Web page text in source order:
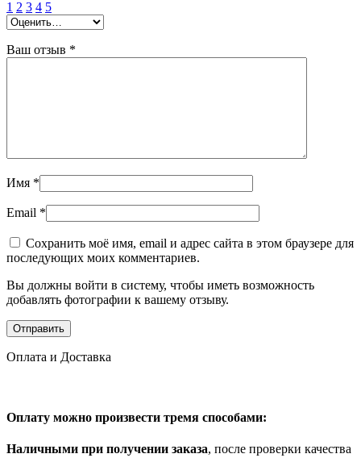
1 2 3 4 5
Ваш отзыв *
Имя *
Email *
Сохранить моё имя, email и адрес сайта в этом браузере для
последующих моих комментариев.
Вы должны войти в систему, чтобы иметь возможность
добавлять фотографии к вашему отзыву.
Оплата и Доставка
Оплату можно произвести тремя способами:
Наличными при получении заказа, после проверки качества